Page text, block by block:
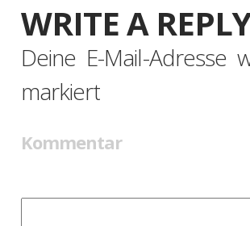
WRITE A
Deine E-Mail-Adresse
markiert
Kommentar